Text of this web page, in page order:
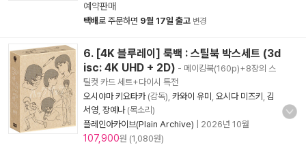
예약판매
택배로 주문하면 9월 17일 출고 변경
6. [4K 블루레이] 룩백 : 스틸북 박스세트 (3d
isc: 4K UHD + 2D) - 메이킹북(160p)+8장의 스
틸컷 카드 세트+다이시 특전
오시야마 키요타카(감독), 카와이 유미 요시다 미즈키
김
서영 장예나(목소리)
플레인아카이브(Plain Archive)
2026년 10월
107,900원 (1,080원)